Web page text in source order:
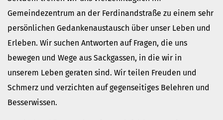
Gemeindeblatt
Gemeindezentrum an der Ferdinandstraße zu einem sehr
persönlichen Gedankenaustausch über unser Leben und
Erleben. Wir suchen Antworten auf Fragen, die uns
bewegen und Wege aus Sackgassen, in die wir in
unserem Leben geraten sind. Wir teilen Freuden und
Schmerz und verzichten auf gegenseitiges Belehren und
Besserwissen.